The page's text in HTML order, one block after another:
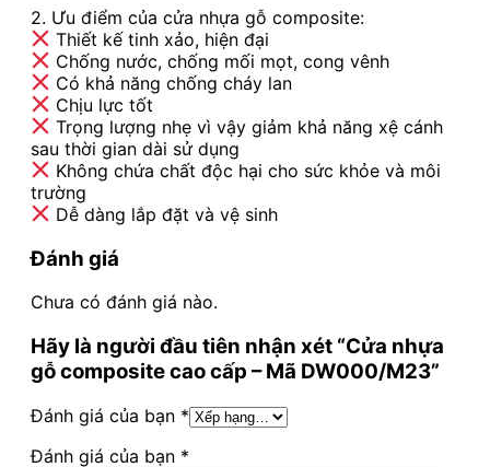
2. Ưu điểm của cửa nhựa gỗ composite:
Thiết kế tinh xảo, hiện đại
Chống nước, chống mối mọt, cong vênh
Có khả năng chống cháy lan
Chịu lực tốt
Trọng lượng nhẹ vì vậy giảm khả năng xệ cánh
sau thời gian dài sử dụng
Không chứa chất độc hại cho sức khỏe và môi
trường
Dễ dàng lắp đặt và vệ sinh
Đánh giá
Chưa có đánh giá nào.
Hãy là người đầu tiên nhận xét “Cửa nhựa
gỗ composite cao cấp – Mã DW000/M23”
Đánh giá của bạn *
Đánh giá của bạn *